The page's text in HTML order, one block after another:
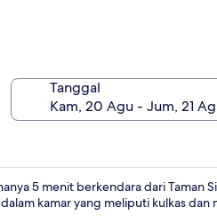
Tanggal
5 menit berkendara dari Taman
kamar yang meliputi kulkas dan